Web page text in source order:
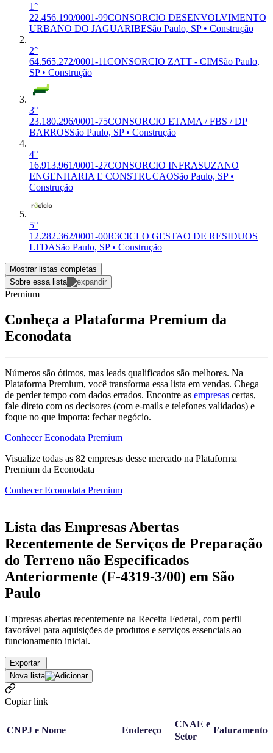
1°
22.456.190/0001-99CONSORCIO DESENVOLVIMENTO
URBANO DO JAGUARIBESão Paulo, SP • Construção
2°
64.565.272/0001-11CONSORCIO ZATT - CIMSão Paulo,
SP • Construção
3°
23.180.296/0001-75CONSORCIO ETAMA / FBS / DP
BARROSSão Paulo, SP • Construção
4°
16.913.961/0001-27CONSORCIO INFRASUZANO
ENGENHARIA E CONSTRUCAOSão Paulo, SP •
Construção
5°
12.282.362/0001-00R3CICLO GESTAO DE RESIDUOS
LTDASão Paulo, SP • Construção
Mostrar listas completas
Sobre essa lista
Premium
Conheça a Plataforma Premium da
Econodata
Números são ótimos, mas leads qualificados são melhores. Na
Plataforma Premium, você transforma essa lista em vendas. Chega
de perder tempo com dados errados. Encontre as empresas certas,
fale direto com os decisores (com e-mails e telefones validados) e
foque no que importa: fechar negócio.
Conhecer Econodata Premium
Visualize todas as 82 empresas desse mercado na Plataforma
Premium da Econodata
Conhecer Econodata Premium
Lista das Empresas Abertas
Recentemente de Serviços de Preparação
do Terreno não Especificados
Anteriormente (F-4319-3/00) em São
Paulo
Empresas abertas recentemente na Receita Federal, com perfil
favorável para aquisições de produtos e serviços essenciais ao
funcionamento inicial.
Exportar
Nova lista
Copiar link
CNPJ e Nome Endereço
CNAE e
Setor
Faturamento